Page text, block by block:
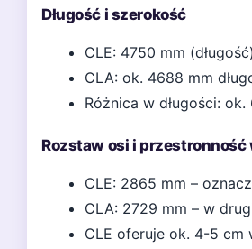
Długość i szerokość
CLE: 4750 mm
CLA: ok. 4688 mm
Różnica w długości:
Rozstaw osi i przestronność
CLE: 2865 mm –
CLA: 2729 mm – w
CLE oferuje ok. 4-5 cm